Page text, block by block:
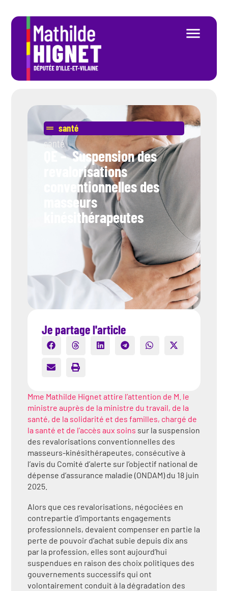
santé
santé
QE – Suspension des
revalorisations
conventionnelles des
masseurs
kinésithérapeutes
Je partage l'article
Mme Mathilde Hignet attire l’attention de M. le
ministre auprès de la ministre du travail, de la
santé, de la solidarité et des familles, chargé de
la santé et de l’accès aux soins sur la suspension
des revalorisations conventionnelles des
masseurs-kinésithérapeutes, consécutive à
l’avis du Comité d’alerte sur l’objectif national de
dépense d’assurance maladie (ONDAM) du 18 juin
2025.
Alors que ces revalorisations, négociées en
contrepartie d’importants engagements
professionnels, devaient compenser en partie la
perte de pouvoir d’achat subie depuis dix ans
par la profession, elles sont aujourd’hui
suspendues en raison des choix politiques des
gouvernements successifs qui ont
volontairement conduit à la dégradation des